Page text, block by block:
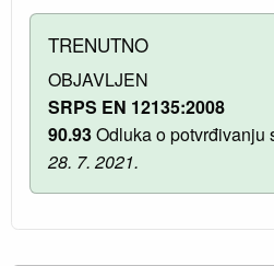
TRENUTNO
OBJAVLJEN
SRPS EN 12135:2008
90.93Odluka o potvrđivanju
28. 7. 2021.